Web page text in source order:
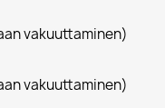
vakuuttaminen)
vakuuttaminen)